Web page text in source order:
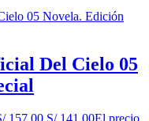
Del Cielo 05